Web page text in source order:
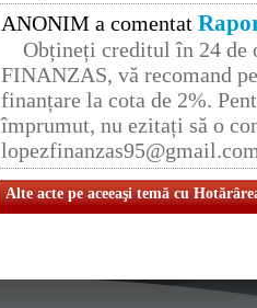
ANONIM a comentat
Obțineți creditul în 24 de
FINANZAS, vă recomand
finanțare la cota de 2%.
împrumut, nu ezitați să o
Alte acte pe aceeaşi temă cu